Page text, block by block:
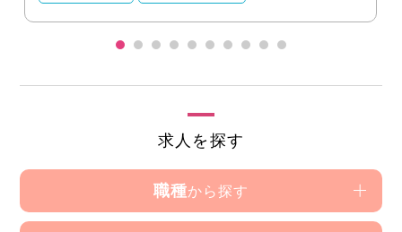
求人を探す
職種から探す